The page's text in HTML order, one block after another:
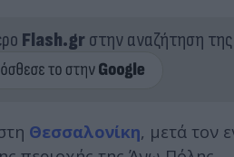
Flash.grστην αναζήτηση της
Θεσσαλονίκη, μετά τον